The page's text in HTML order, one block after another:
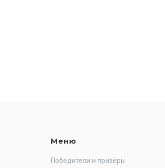
Меню
Победители и призёры